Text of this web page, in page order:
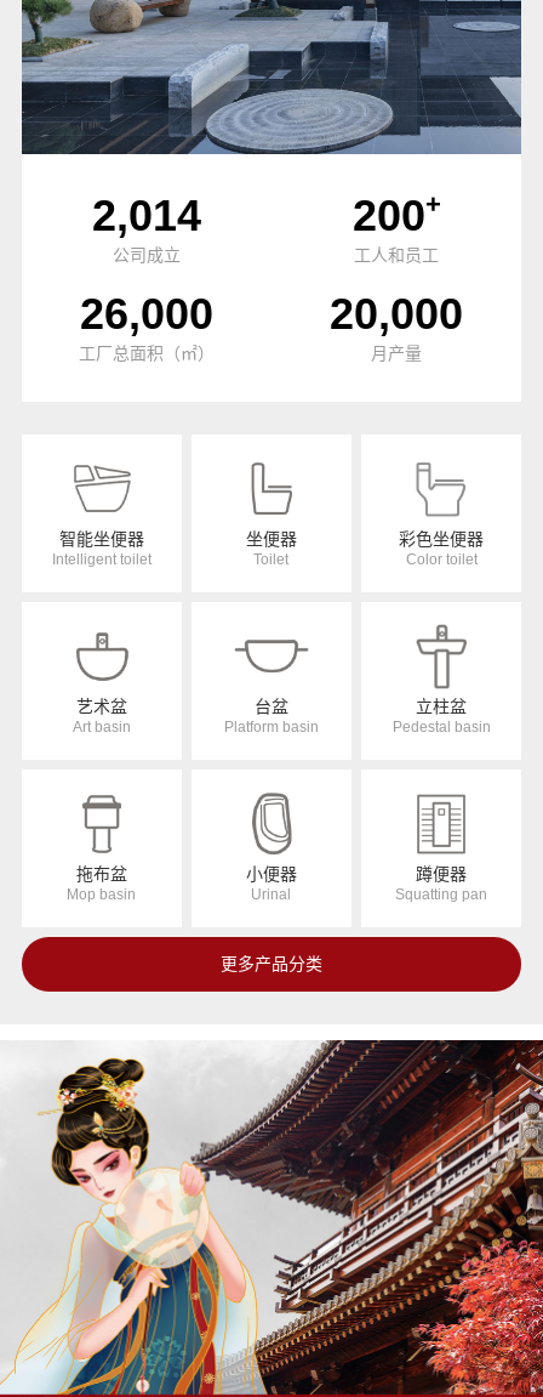
2,014
公司成立
200+
工人和员工
26,000
工厂总面积（㎡）
20,000
月产量
智能坐便器
Intelligent toilet
坐便器
Toilet
彩色坐便器
Color toilet
艺术盆
Art basin
台盆
Platform basin
立柱盆
Pedestal basin
拖布盆
Mop basin
小便器
Urinal
蹲便器
Squatting pan
更多产品分类